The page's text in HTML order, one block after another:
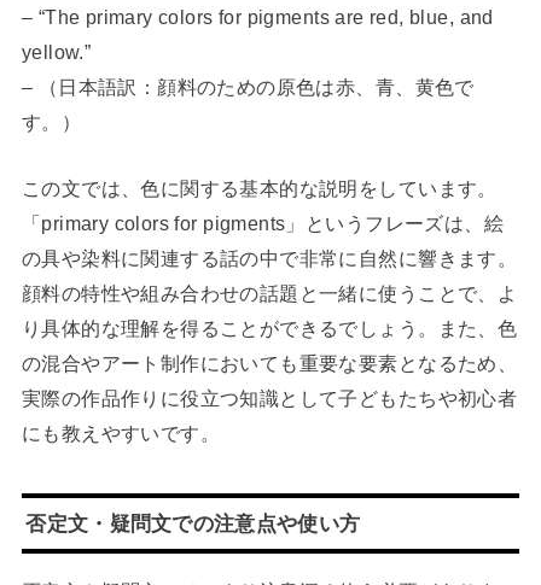
– “The primary colors for pigments are red, blue, and
yellow.”
– （日本語訳：顔料のための原色は赤、青、黄色で
す。）
この文では、色に関する基本的な説明をしています。
「primary colors for pigments」というフレーズは、絵
の具や染料に関連する話の中で非常に自然に響きます。
顔料の特性や組み合わせの話題と一緒に使うことで、よ
り具体的な理解を得ることができるでしょう。また、色
の混合やアート制作においても重要な要素となるため、
実際の作品作りに役立つ知識として子どもたちや初心者
にも教えやすいです。
否定文・疑問文での注意点や使い方